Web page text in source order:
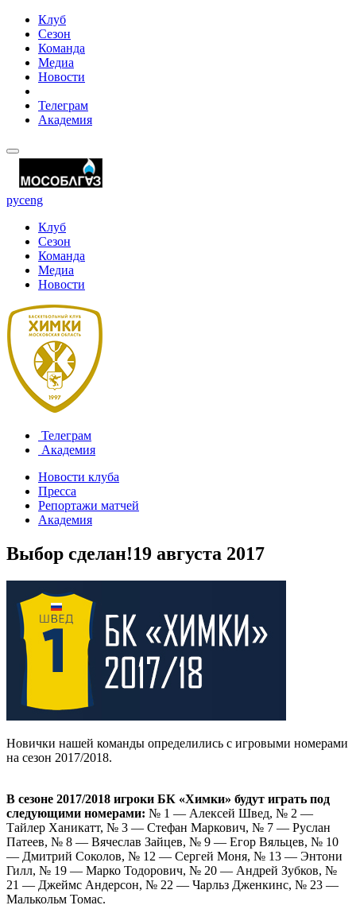
Клуб
Сезон
Команда
Медиа
Новости
Телеграм
Академия
русeng
Клуб
Сезон
Команда
Медиа
Новости
Телеграм
Академия
Новости клуба
Пресса
Репортажи матчей
Академия
Выбор сделан!19 августа 2017
Новички нашей команды определились с игровыми номерами
на сезон 2017/2018.
В сезоне 2017/2018 игроки БК «Химки» будут играть под
следующими номерами: № 1 — Алексей Швед, № 2 —
Тайлер Ханикатт, № 3 — Стефан Маркович, № 7 — Руслан
Патеев, № 8 — Вячеслав Зайцев, № 9 — Егор Вяльцев, № 10
— Дмитрий Соколов, № 12 — Сергей Моня, № 13 — Энтони
Гилл, № 19 — Марко Тодорович, № 20 — Андрей Зубков, №
21 — Джеймс Андерсон, № 22 — Чарльз Дженкинс, № 23 —
Малькольм Томас.